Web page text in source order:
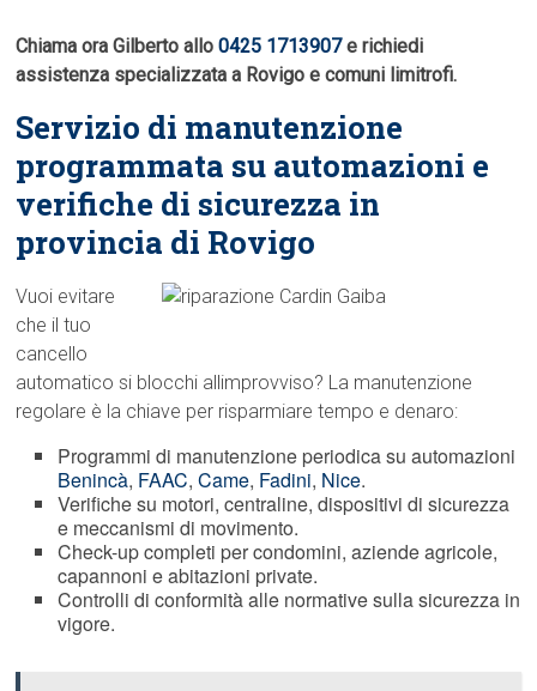
Chiama ora Gilberto allo0425 1713907e richiedi
assistenza specializzata a Rovigo e comuni limitrofi.
Servizio di manutenzione
programmata su automazioni e
verifiche di sicurezza in
provincia di Rovigo
Vuoi evitare
che il tuo
cancello
automatico si blocchi allimprovviso? La manutenzione
regolare è la chiave per risparmiare tempo e denaro:
Programmi di manutenzione periodica su automazioni
Benincà, FAAC,Came, Fadini, Nice.
Verifiche su motori, centraline, dispositivi di sicurezza
e meccanismi di movimento.
Check-up completi per condomini, aziende agricole,
capannoni e abitazioni private.
Controlli di conformità alle normative sulla sicurezza in
vigore.